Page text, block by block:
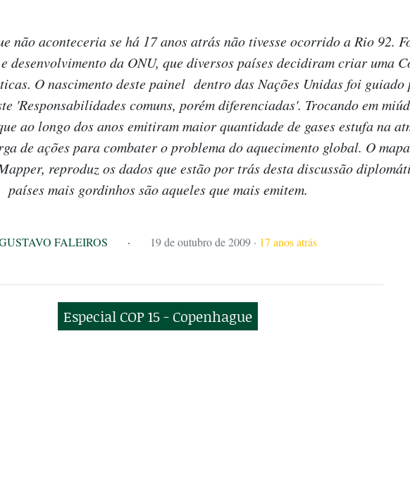
não aconteceria se há 17 anos atrás não tivesse ocorrido a Rio 92.
desenvolvimento da ONU, que diversos países decidiram criar uma
O nascimento deste painel dentro das Nações Unidas foi guiado
'Responsabilidades comuns, porém diferenciadas'. Trocando em
ao longo dos anos emitiram maior quantidade de gases estufa na
de ações para combater o problema do aquecimento global. O
reproduz os dados que estão por trás desta discussão
países mais gordinhos são aqueles que mais emitem.
FALEIROS · 19 de outubro de 2009 · 17 anos atrás
Especial COP 15 - Copenhague